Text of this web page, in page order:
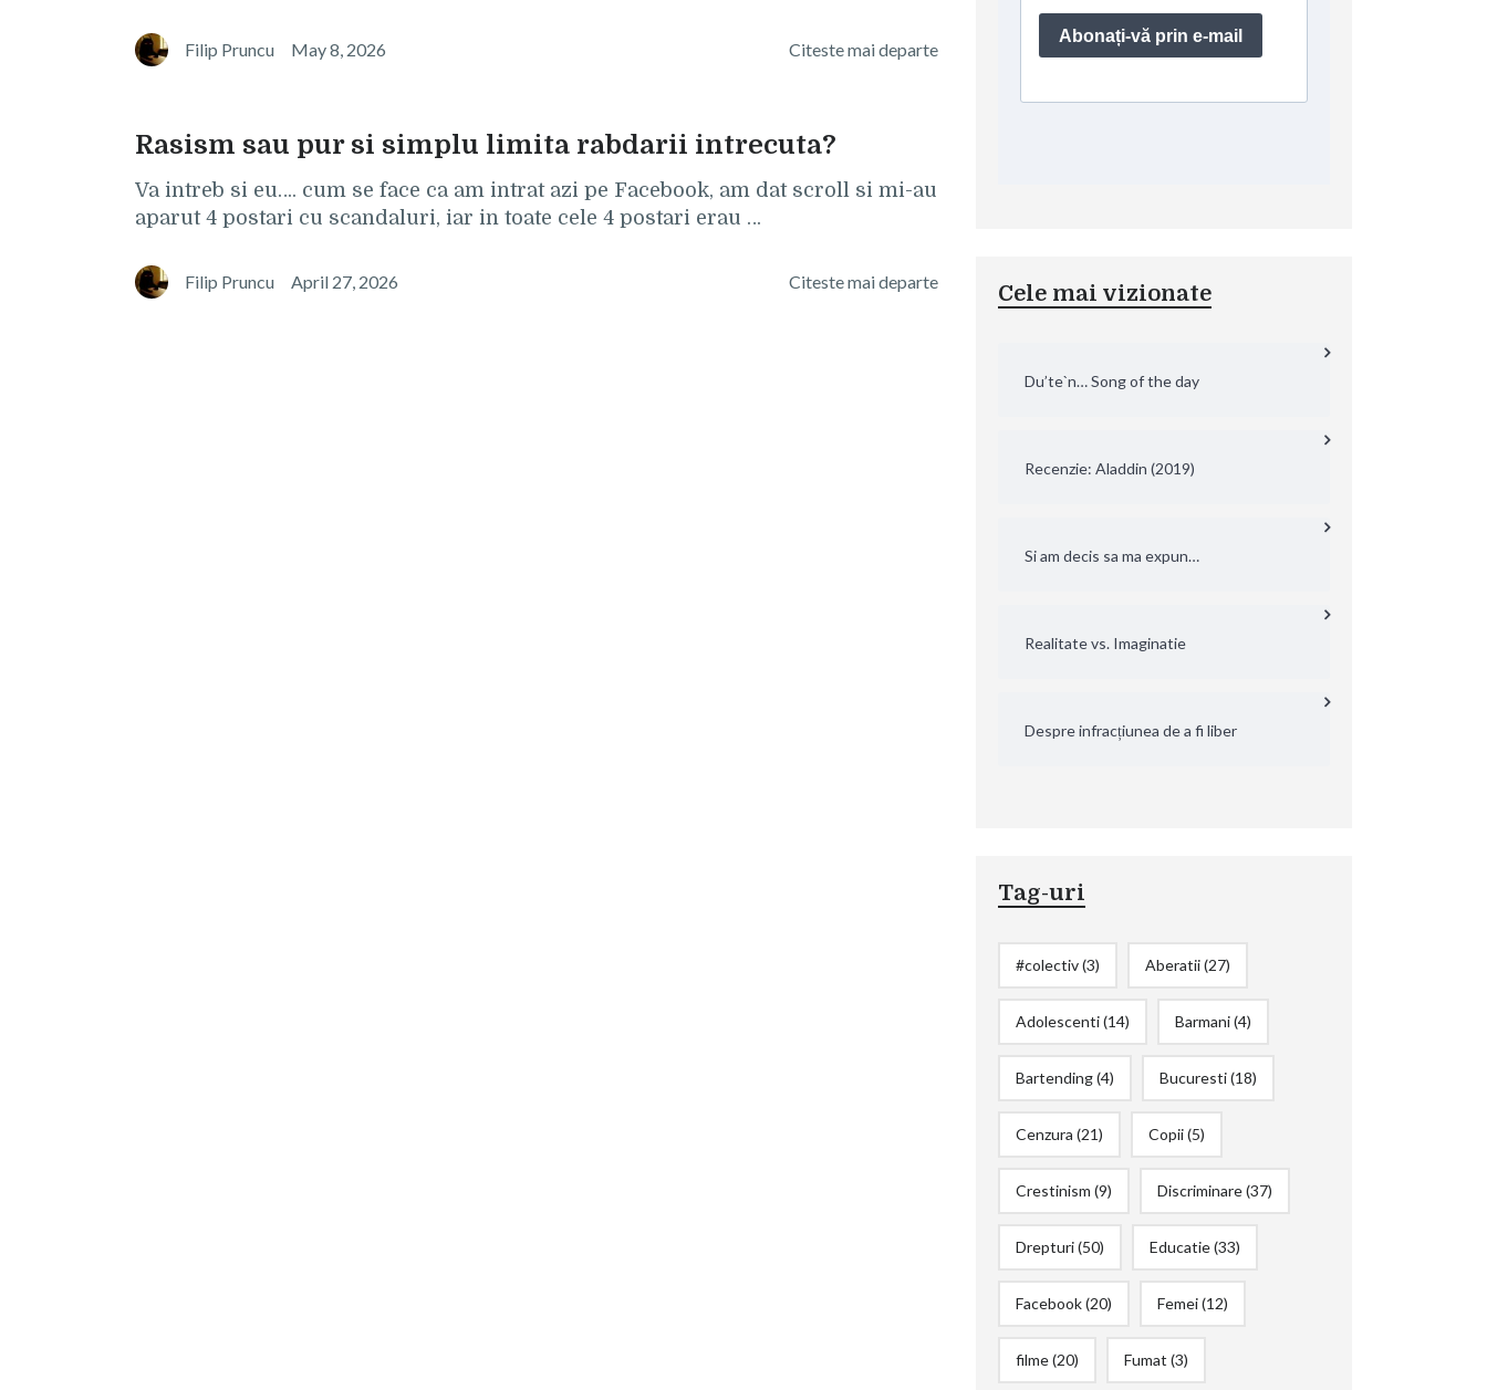
Filip Pruncu May 8, 2026 Citeste mai departe
Rasism sau pur si simplu limita rabdarii intrecuta?
Va intreb si eu…. cum se face ca am intrat azi pe Facebook, am dat scroll si mi-au
aparut 4 postari cu scandaluri, iar in toate cele 4 postari erau …
Filip Pruncu April 27, 2026 Citeste mai departe Cele mai vizionate
Du’te`n… Song of the day
Recenzie: Aladdin (2019)
Si am decis sa ma expun…
Realitate vs. Imaginatie
Despre infracțiunea de a fi liber
Tag-uri
#colectiv(3) Aberatii(27)
Adolescenti(14) Barmani(4)
Bartending(4) Bucuresti(18)
Cenzura (21) Copii(5)
Crestinism (9) Discriminare(37)
Drepturi(50) Educatie(33)
Facebook(20) Femei(12)
filme(20) Fumat (3)